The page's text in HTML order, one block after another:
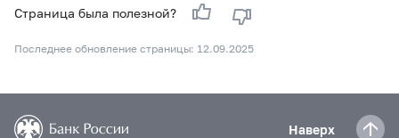
Страница была полезной?
Последнее обновление страницы: 12.09.2025
Наверх